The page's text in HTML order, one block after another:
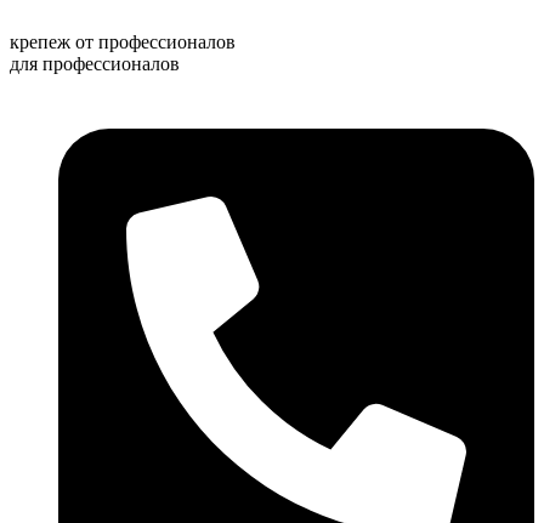
к
содержимому
крепеж от профессионалов
для профессионалов